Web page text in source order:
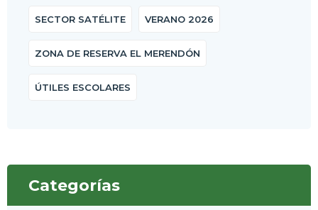
SECTOR SATÉLITE VERANO 2026
ZONA DE RESERVA EL MERENDÓN
ÚTILES ESCOLARES
Categorías